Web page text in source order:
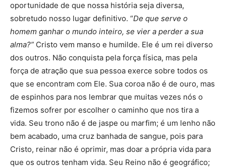
oportunidade de que nossa história seja diversa,
sobretudo nosso lugar definitivo. “De que serve o
homem ganhar o mundo inteiro, se vier a perder a sua
alma?” Cristo vem manso e humilde. Ele é um rei diverso
dos outros. Não conquista pela força física, mas pela
força de atração que sua pessoa exerce sobre todos os
que se encontram com Ele. Sua coroa não é de ouro, mas
de espinhos para nos lembrar que muitas vezes nós o
fizemos sofrer por escolher o caminho que nos tira a
vida. Seu trono não é de jaspe ou marfim; é um lenho não
bem acabado, uma cruz banhada de sangue, pois para
Cristo, reinar não é oprimir, mas doar a própria vida para
que os outros tenham vida. Seu Reino não é geográfico;